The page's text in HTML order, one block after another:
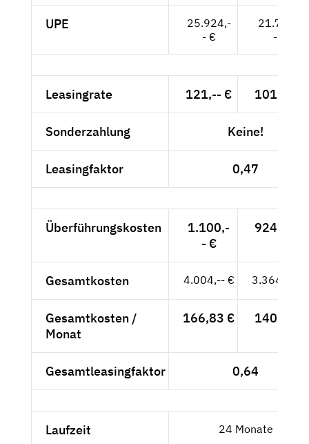
UPE
25.924,-
- €
21.785,-
- €
Leasingrate 121,-- € 101,68 €
Sonderzahlung Keine!
Leasingfaktor 0,47
Überführungskosten
1.100,-
- €
924,37 €
Gesamtkosten 4.004,-- € 3.364,71 €
Gesamtkosten /
Monat
166,83 € 140,20 €
Gesamtleasingfaktor 0,64
Laufzeit 24 Monate